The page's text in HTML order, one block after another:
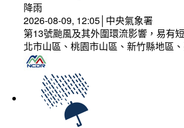
降雨
2026-08-09, 12:05│中央氣象署
第13號颱風及其外圍環流影響，易有
北市山區、桃園市山區、新竹縣地區